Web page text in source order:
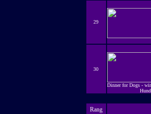
29
30
Dinner for Dogs - wir
Rang